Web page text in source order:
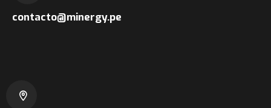
contacto@minergy.pe